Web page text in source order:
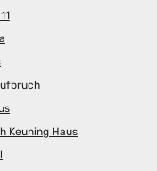
Keuning Haus